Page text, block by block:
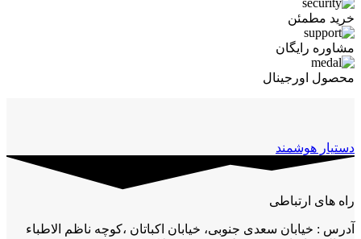
خرید مطمئن
مشاوره رایگان
محصول اورجینال
دستیار هوشمند
راه های ارتباطی
آدرس : خیابان سعدی جنوبی، خیابان اکباتان ،کوچه ناظم الاطباء